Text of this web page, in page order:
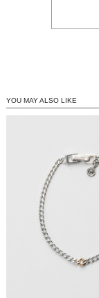
YOU MAY ALSO LIKE